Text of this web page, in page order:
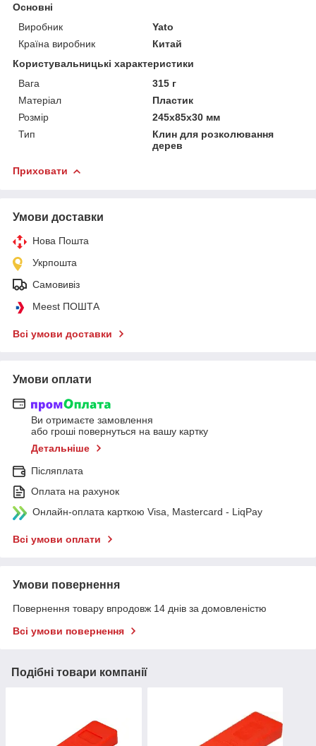
Основні
Виробник
Yato
Країна виробник
Китай
Користувальницькі характеристики
Вага
315 г
Матеріал
Пластик
Розмір
245х85х30 мм
Тип
Клин для розколювання
дерев
Приховати
Умови доставки
Нова Пошта
Укрпошта
Самовивіз
Meest ПОШТА
Всі умови доставки
Умови оплати
Ви отримаєте замовлення
або гроші повернуться на вашу картку
Детальніше
Післяплата
Оплата на рахунок
Онлайн-оплата карткою Visa, Mastercard - LiqPay
Всі умови оплати
Умови повернення
Повернення товару впродовж 14 днів за домовленістю
Всі умови повернення
Подібні товари компанії